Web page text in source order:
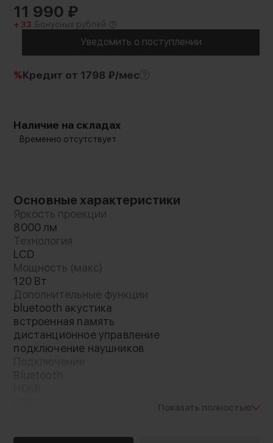
11 990 ₽
+ 33 Бонусных рублей
Уведомить о поступлении
%Кредит от 1798 ₽/мес
Наличие на складах
Временно отсутствует
Основные характеристики
Яркость проекции
8000 лм
Технология
LCD
Мощность (макс)
120 Вт
Дополнительные функции
bluetooth акустика
встроенная память
дистанционное управление
подключение наушников
Показать полностью